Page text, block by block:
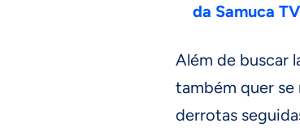
da Samuca TV
Além de buscar
também quer se
derrotas